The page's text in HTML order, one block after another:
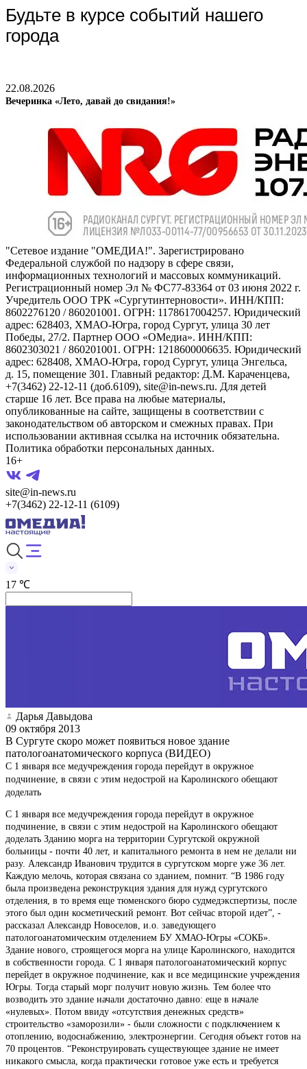
Будьте в курсе событий нашего
города
22.08.2026
Вечеринка «Лето, давай до свидания!»
"Сетевое издание "ОМЕДИА!". Зарегистрировано
Федеральной службой по надзору в сфере связи,
информационных технологий и массовых коммуникаций.
Регистрационный номер Эл № ФС77-83364 от 03 июня 2022 г.
Учредитель ООО ТРК «Сургутинтерновости». ИНН/КПП:
8602276120 / 860201001. ОГРН: 1178617004257. Юридический
адрес: 628403, ХМАО-Югра, город Сургут, улица 30 лет
Победы, 27/2. Партнер ООО «ОМедиа». ИНН/КПП:
8602303021 / 860201001. ОГРН: 1218600006635. Юридический
адрес: 628408, ХМАО-Югра, город Сургут, улица Энгельса,
д. 15, помещение 301. Главный редактор: Д.М. Караченцева,
+7(3462) 22-12-11 (доб.6109), site@in-news.ru. Для детей
старше 16 лет. Все права на любые материалы,
опубликованные на сайте, защищены в соответствии с
законодательством об авторском и смежных правах. При
использовании активная ссылка на источник обязательна.
Политика обработки персональных данных.
16+
site@in-news.ru
+7(3462) 22-12-11 (6109)
17 ℃
Дарья Давыдова
09 октября 2013
В Сургуте скоро может появиться новое здание
патологоанатомического корпуса (ВИДЕО)
С 1 января все медучреждения города перейдут в окружное
подчинение, в связи с этим недострой на Каролинского обещают
доделать
С 1 января все медучреждения города перейдут в окружное
подчинение, в связи с этим недострой на Каролинского обещают
доделать Зданию морга на территории Сургутской окружной
больницы - почти 40 лет, и капитального ремонта в нем не делали ни
разу. Александр Иванович трудится в сургутском морге уже 36 лет.
Каждую мелочь, которая связана со зданием, помнит. “В 1986 году
была произведена реконструкция здания для нужд сургутского
отделения, в то время еще тюменского бюро судмедэкспертизы, после
этого был один косметический ремонт. Вот сейчас второй идет”, -
рассказал Александр Новоселов, и.о. заведующего
патологоанатомическим отделением БУ ХМАО-Югры «СОКБ».
Здание нового, строящегося морга на улице Каролинского, находится
в собственности города. С 1 января патологоанатомический корпус
перейдет в окружное подчинение, как и все медицинские учреждения
Югры. Тогда старый морг получит новую жизнь. Тем более что
возводить это здание начали достаточно давно: еще в начале
«нулевых». Потом ввиду «отсутствия денежных средств»
строительство «заморозили» - были сложности с подключением к
отоплению, водоснабжению, электроэнергии. Сегодня объект готов на
70 процентов. “Реконструировать существующее здание не имеет
никакого смысла, когда практически готовое уже есть и требуется